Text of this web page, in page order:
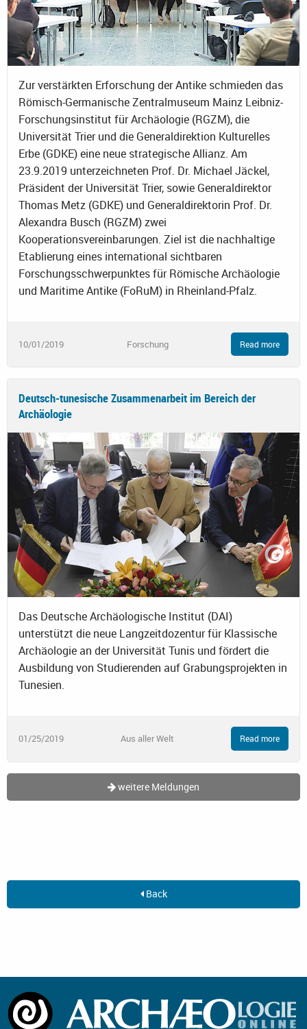
Zur verstärkten Erforschung der Antike schmieden das
Römisch-Germanische Zentralmuseum Mainz Leibniz-
Forschungsinstitut für Archäologie (RGZM), die
Universität Trier und die Generaldirektion Kulturelles
Erbe (GDKE) eine neue strategische Allianz. Am
23.9.2019 unterzeichneten Prof. Dr. Michael Jäckel,
Präsident der Universität Trier, sowie Generaldirektor
Thomas Metz (GDKE) und Generaldirektorin Prof. Dr.
Alexandra Busch (RGZM) zwei
Kooperationsvereinbarungen. Ziel ist die nachhaltige
Etablierung eines international sichtbaren
Forschungsschwerpunktes für Römische Archäologie
und Maritime Antike (FoRuM) in Rheinland-Pfalz.
10/01/2019 Forschung Read more
Deutsch-tunesische Zusammenarbeit im Bereich der
Archäologie
Das Deutsche Archäologische Institut (DAI)
unterstützt die neue Langzeitdozentur für Klassische
Archäologie an der Universität Tunis und fördert die
Ausbildung von Studierenden auf Grabungsprojekten in
Tunesien.
01/25/2019 Aus aller Welt Read more
weitere Meldungen
Back